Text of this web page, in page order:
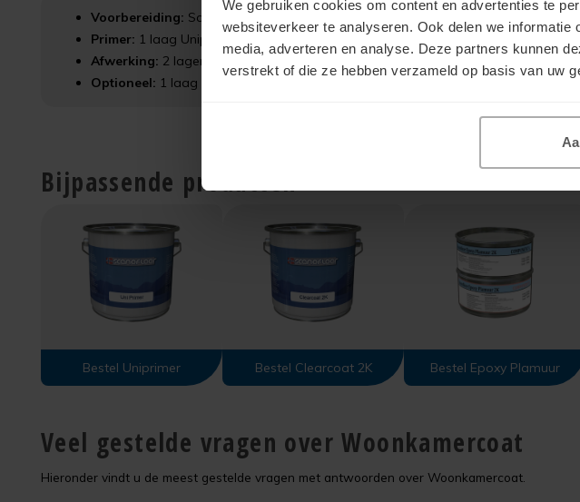
We gebruiken cookies om content en advertenties te
websiteverkeer te analyseren. Ook delen we
media, adverteren en analyse. Deze partners kunnen
verstrekt of die ze hebben verzameld op basis van uw
Voorbereiding: Scanofloor Cleaner (indien nodig)
Primer: 1 laag Uniprimer
Afwerking: 2 lagen Woonkamercoat
Optioneel: 1 laag Clearcoat 2K voor extra bescherming
Bijpassende producten
Bestel Uniprimer Bestel Clearcoat 2K Bestel Epoxy Plamuur
Veel gestelde vragen over Woonkamercoat
Hieronder vindt u de meest gestelde vragen met antwoorden over Woonkamercoat.